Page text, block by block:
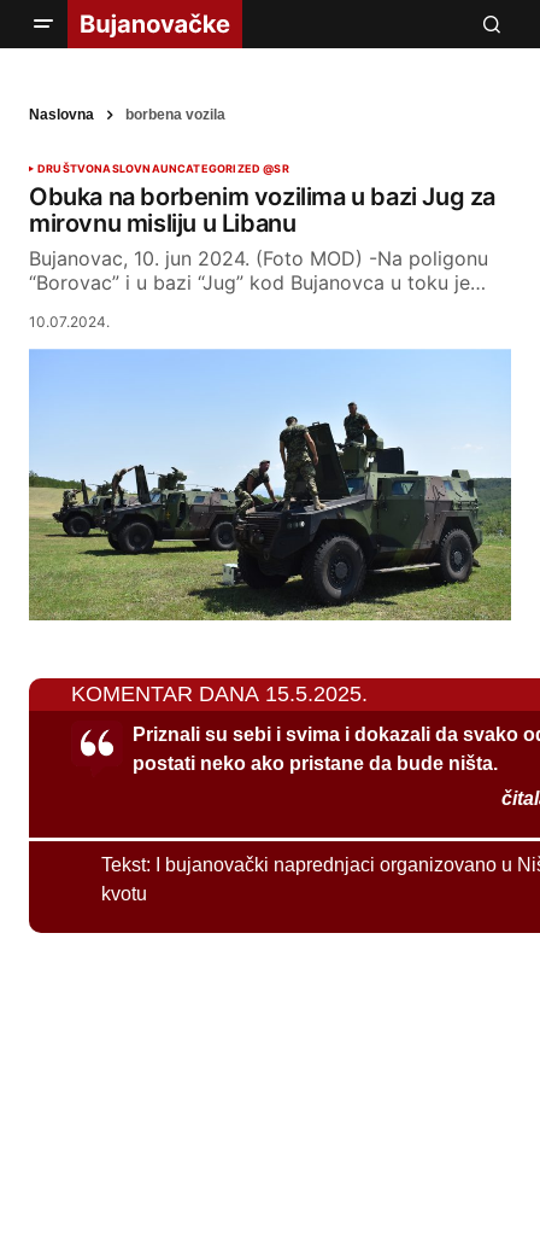
Naslovna borbena vozila
DRUŠTVONASLOVNAUNCATEGORIZED @SR
Obuka na borbenim vozilima u bazi Jug za
mirovnu misliju u Libanu
Bujanovac, 10. jun 2024. (Foto MOD) -Na poligonu
“Borovac” i u bazi “Jug” kod Bujanovca u toku je…
10.07.2024.
KOMENTAR DANA 15.5.2025.
Priznali su sebi i svima i dokazali da svako
postati neko ako pristane da bude ništa.
Tekst:
I bujanovački naprednjaci organizovano u
kvotu